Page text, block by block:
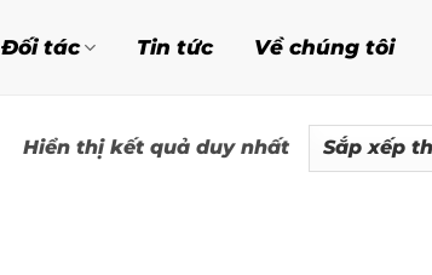
Đối tác Tin tức Về chúng tôi
Hiển thị kết quả duy nhất